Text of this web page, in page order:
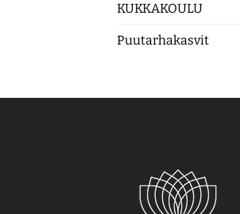
KUKKAKOULU
Puutarhakasvit